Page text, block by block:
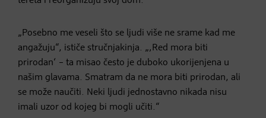
„Posebno me veseli što se ljudi više ne srame kad me
angažuju“, ističe stručnjakinja. „‚Red mora biti
prirodan‘ – ta misao često je duboko ukorijenjena u
našim glavama. Smatram da ne mora biti prirodan, ali
se može naučiti. Neki ljudi jednostavno nikada nisu
imali uzor od kojeg bi mogli učiti.“